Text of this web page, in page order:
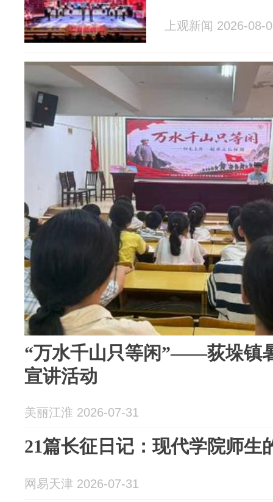
上观新闻 2026-08-
“万水千山只等闲”——荻垛镇
宣讲活动
美丽江淮 2026-07-31
21篇长征日记：现代学院师生
网易天津 2026-07-31